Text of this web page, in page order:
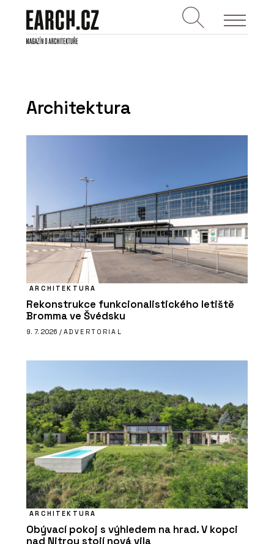
Architektura
ARCHITEKTURA
Rekonstrukce funkcionalistického letiště
Bromma ve Švédsku
9. 7. 2026 / ADVERTORIAL
ARCHITEKTURA
Obývací pokoj s výhledem na hrad. V kopci
nad Nitrou stojí nová vila